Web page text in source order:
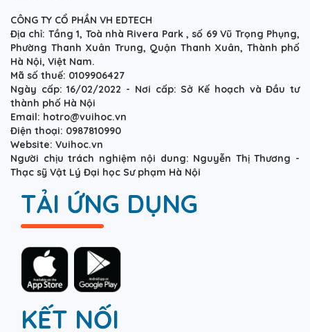
CÔNG TY CỔ PHẦN VH EDTECH
Địa chỉ: Tầng 1, Toà nhà Rivera Park , số 69 Vũ Trọng Phụng,
Phường Thanh Xuân Trung, Quận Thanh Xuân, Thành phố
Hà Nội, Việt Nam.
Mã số thuế: 0109906427
Ngày cấp: 16/02/2022 - Nơi cấp: Sở Kế hoạch và Đầu tư
thành phố Hà Nội
Email: hotro@vuihoc.vn
Điện thoại: 0987810990
Website: Vuihoc.vn
Người chịu trách nghiệm nội dung: Nguyễn Thị Thương -
Thạc sỹ Vật Lý Đại học Sư phạm Hà Nội
TẢI ỨNG DỤNG
KẾT NỐI